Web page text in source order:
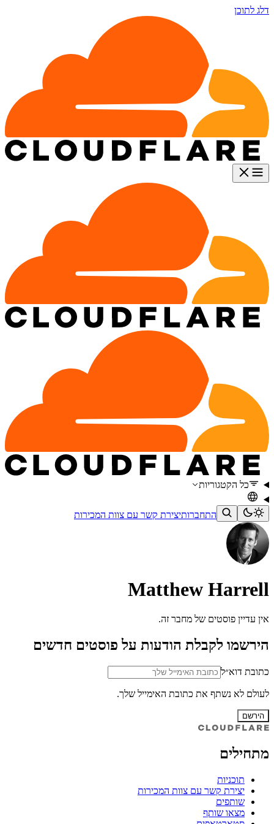
דלג לתוכן
כל הקטגוריות
התחברותיצירת קשר עם צוות המכירות
Matthew Harrell
אין עדיין פוסטים של מחבר זה.
הירשמו לקבלת הודעות על פוסטים חדשים
כתובת דוא״ל
לעולם לא נשתף את כתובת האימייל שלך.
הירשם
מתחילים
תוכניות
יצירת קשר עם צוות המכירות
שותפים
מצאו שותף